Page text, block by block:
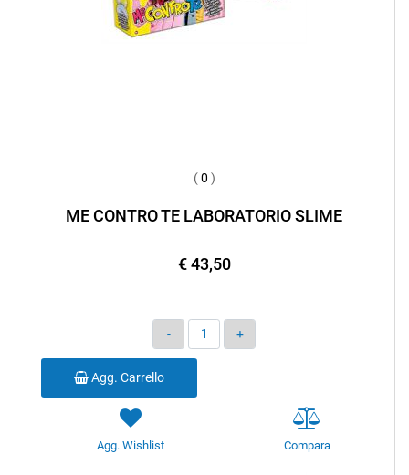
(0 )
ME CONTRO TE LABORATORIO SLIME
€ 43,50
Quantità
Agg. Carrello
Agg. Wishlist Compara